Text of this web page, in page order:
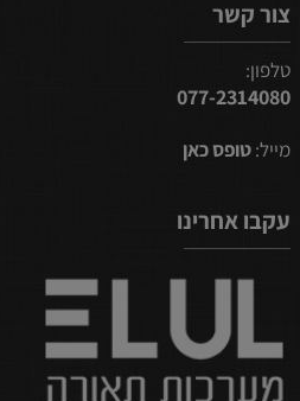
צור קשר
טלפון:
077-2314080
מייל:טופס כאן
עקבו אחרינו